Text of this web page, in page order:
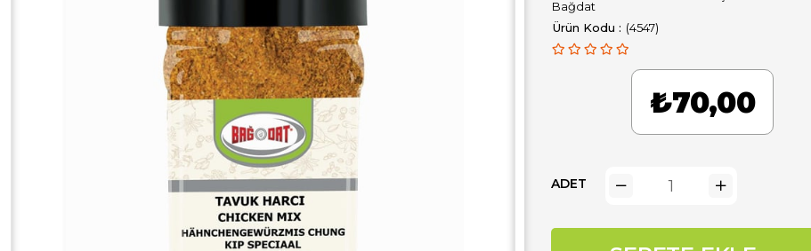
Bağdat
(4547)
₺70,00
ADET